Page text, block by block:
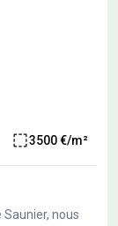
3500 €/m²
nous